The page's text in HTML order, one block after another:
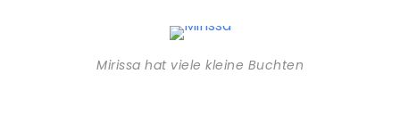
Mirissa hat viele kleine Buchten